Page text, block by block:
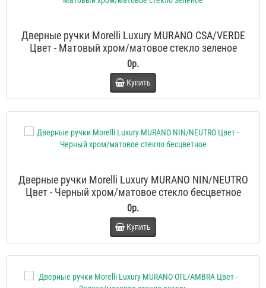
Дверные ручки Morelli Luxury MURANO CSA/VERDE
Цвет - Матовый хром/матовое стекло зеленое
0р.
Купить
Дверные ручки Morelli Luxury MURANO NIN/NEUTRO
Цвет - Черный хром/матовое стекло бесцветное
0р.
Купить